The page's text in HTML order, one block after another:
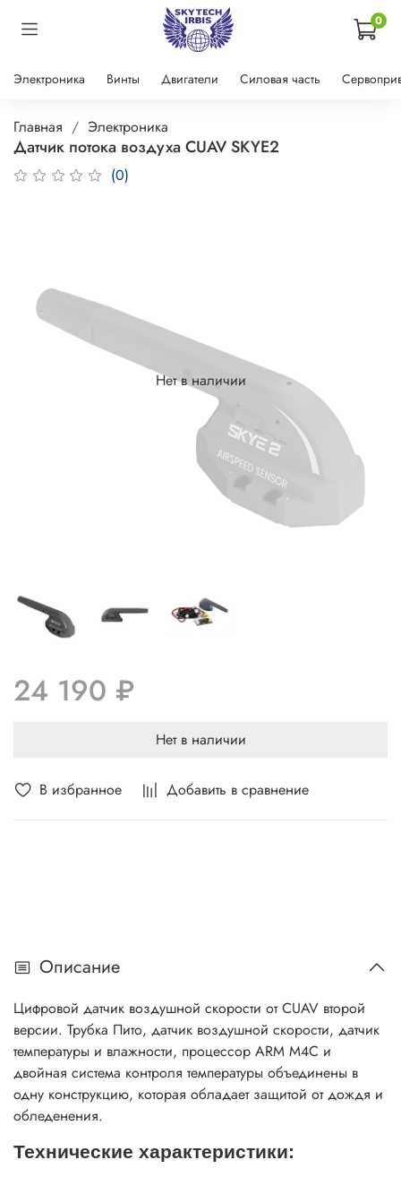
0
Электроника Винты Двигатели Силовая часть
Главная Электроника
Датчик потока воздуха CUAV SKYE2
(0)
В избранное Добавить в сравнение
Нет в наличии
24 190 ₽
Нет в наличии
Описание
Цифровой датчик воздушной скорости от CUAV второй
версии. Трубка Пито, датчик воздушной скорости, датчик
температуры и влажности, процессор ARM M4C и
двойная система контроля температуры объединены в
одну конструкцию, которая обладает защитой от дождя и
обледенения.
Технические характеристики: